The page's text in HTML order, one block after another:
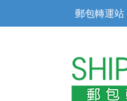
郵包轉運